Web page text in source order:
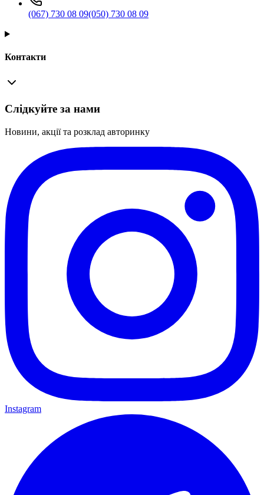
(067) 730 08 09(050) 730 08 09
Контакти
Слідкуйте за нами
Новини, акції та розклад авторинку
Instagram